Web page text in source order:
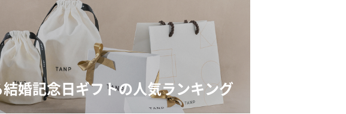
婚記念日ギフトの人気ランキング